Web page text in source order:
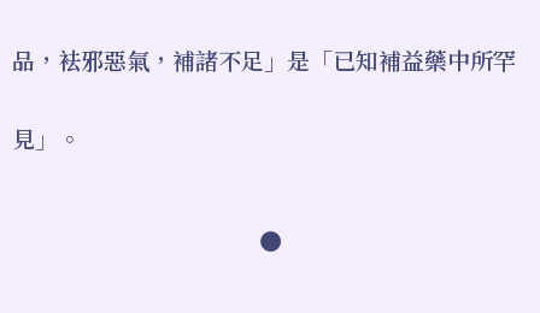
品，袪邪惡氣，補諸不足」是「已知補益藥中所罕
見」。
●